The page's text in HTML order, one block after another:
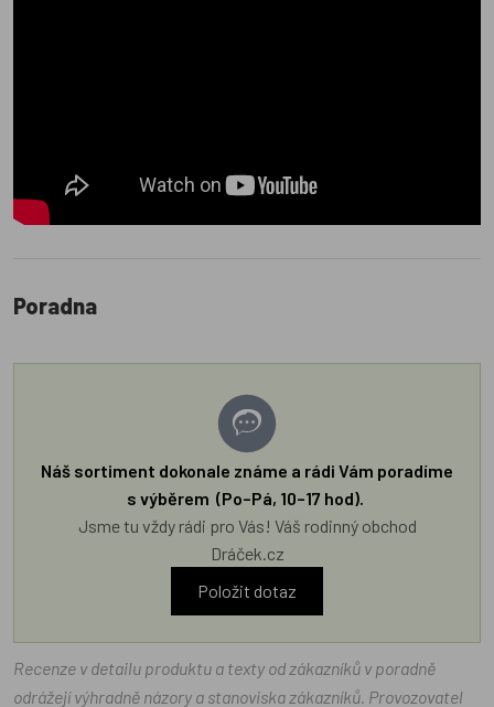
Poradna
Náš sortiment dokonale známe a rádi Vám poradíme
s výběrem (Po–Pá, 10–17 hod).
Jsme tu vždy rádi pro Vás! Váš rodinný obchod
Dráček.cz
Položit dotaz
Recenze v detailu produktu a texty od zákazníků v poradně
odrážejí výhradně názory a stanoviska zákazníků. Provozovatel